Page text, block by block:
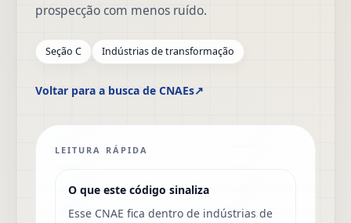
prospecção com menos ruído.
Seção C Indústrias de transformação
Voltar para a busca de CNAEs↗
LEITURA RÁPIDA
O que este código sinaliza
Esse CNAE fica dentro de indústrias de